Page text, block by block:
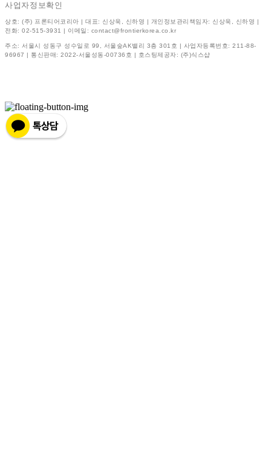
사업자정보확인
상호: (주) 프론티어코리아 | 대표: 신상욱, 신하영 | 개인정보관리책임자: 신상욱, 신하영 |
전화: 02-515-3931 | 이메일: contact@frontierkorea.co.kr
주소: 서울시 성동구 성수일로 99, 서울숲AK밸리 3층 301호 | 사업자등록번호: 211-88-
96967 | 통신판매: 2022-서울성동-00736호 | 호스팅제공자: (주)식스샵